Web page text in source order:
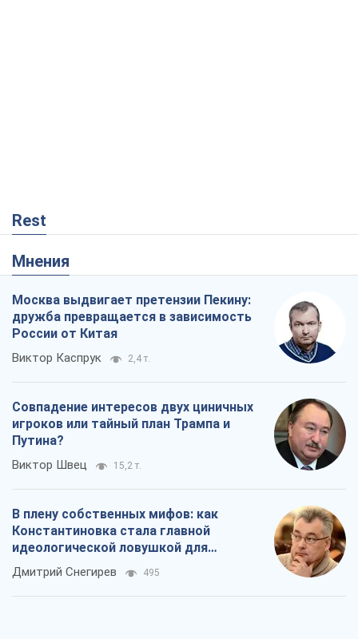
Rest
Мнения
Москва выдвигает претензии Пекину:
дружба превращается в зависимость
России от Китая
Виктор Каспрук 2,4 т.
Совпадение интересов двух циничных
игроков или тайный план Трампа и
Путина?
Виктор Швец 15,2 т.
В плену собственных мифов: как
Константиновка стала главной
идеологической ловушкой для
российских оккупантов
Дмитрий Снегирев 495